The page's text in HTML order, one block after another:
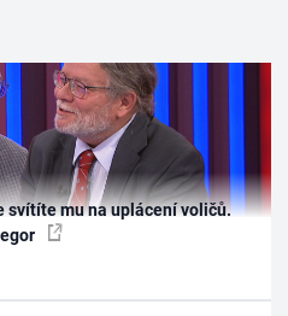
svítíte mu na uplácení voličů.